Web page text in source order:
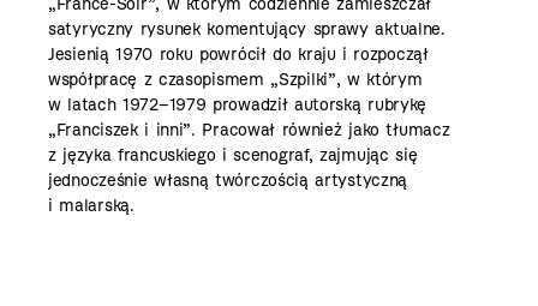
satyryczny rysunek komentujący sprawy aktualne.
Jesienią 1970 roku powrócił do kraju i rozpoczął
współpracę z czasopismem „Szpilki”, w którym
w latach 1972–1979 prowadził autorską rubrykę
„Franciszek i inni”. Pracował również jako tłumacz
z języka francuskiego i scenograf, zajmując się
jednocześnie własną twórczością artystyczną
i malarską.